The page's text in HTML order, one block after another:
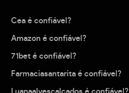
Cea é confiável?
Amazon é confiável?
71bet é confiável?
Farmaciasantarita é confiável?